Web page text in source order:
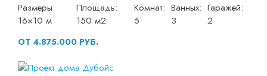
Размеры:
16×10 м
Площадь:
150 м2
Комнат:
5
Ванных:
3
Гаражей:
2
ОТ 4.875.000 РУБ.